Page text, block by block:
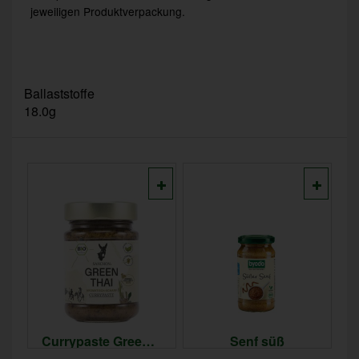
jeweiligen Produktverpackung.
Ballaststoffe
18.0g
Currypaste Green Thai
Senf süß